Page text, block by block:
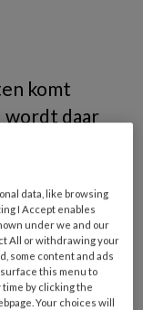
komt
wordt daar
kiespijn
data, like browsing
I Accept enables
under we and our
All or withdrawing your
some content and ads
this menu to
by clicking the
Your choices will